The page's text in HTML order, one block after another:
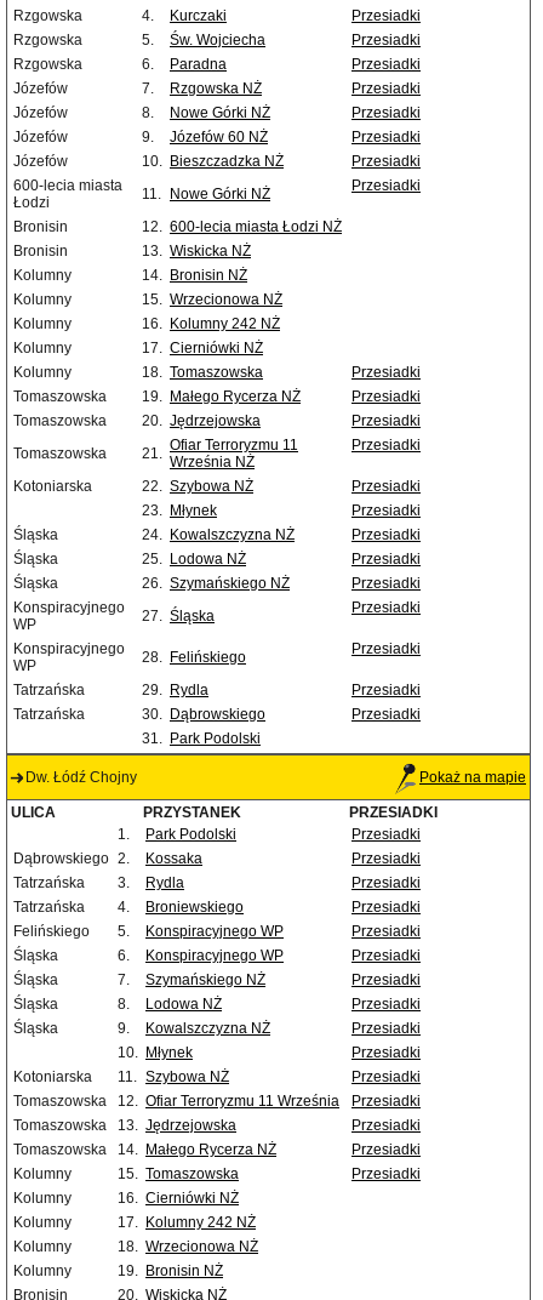
Rzgowska
4. Kurczaki
Przesiadki
Rzgowska
5. Św. Wojciecha
Przesiadki
Rzgowska
6. Paradna
Przesiadki
Józefów
7. Rzgowska NŻ
Przesiadki
Józefów
8. Nowe Górki NŻ
Przesiadki
Józefów
9. Józefów 60 NŻ
Przesiadki
Józefów
10. Bieszczadzka NŻ
Przesiadki
600-lecia miasta
Łodzi
11. Nowe Górki NŻ Przesiadki
Bronisin 12. 600-lecia miasta Łodzi NŻ
Bronisin
13. Wiskicka NŻ
Kolumny
14. Bronisin NŻ
Kolumny
15. Wrzecionowa NŻ
Kolumny
16. Kolumny 242 NŻ
Kolumny
17. Cierniówki NŻ
Kolumny
18. Tomaszowska
Przesiadki
Tomaszowska
19. Małego Rycerza NŻ
Przesiadki
Tomaszowska
20. Jędrzejowska
Przesiadki
Tomaszowska
21. Ofiar Terroryzmu 11
Września NŻ
Przesiadki
Kotoniarska 22. Szybowa NŻ
Przesiadki
23. Młynek
Przesiadki
Śląska
24. Kowalszczyzna NŻ
Przesiadki
Śląska
25. Lodowa NŻ
Przesiadki
Śląska
26. Szymańskiego NŻ
Przesiadki
Konspiracyjnego
WP
27. Śląska Przesiadki
Konspiracyjnego
WP
28. Felińskiego Przesiadki
Tatrzańska 29. Rydla
Przesiadki
Tatrzańska
30. Dąbrowskiego
Przesiadki
31. Park Podolski
Dw. Łódź Chojny Pokaż na mapie
ULICA PRZYSTANEK
PRZESIADKI
1.
Park Podolski
Przesiadki
Dąbrowskiego 2. Kossaka
Przesiadki
Tatrzańska
3. Rydla
Przesiadki
Tatrzańska
4. Broniewskiego
Przesiadki
Felińskiego
5. Konspiracyjnego WP
Przesiadki
Śląska
6. Konspiracyjnego WP
Przesiadki
Śląska
7. Szymańskiego NŻ
Przesiadki
Śląska
8. Lodowa NŻ
Przesiadki
Śląska
9. Kowalszczyzna NŻ
Przesiadki
10. Młynek
Przesiadki
Kotoniarska
11. Szybowa NŻ
Przesiadki
Tomaszowska
12. Ofiar Terroryzmu 11 Września
Przesiadki
Tomaszowska
13. Jędrzejowska
Przesiadki
Tomaszowska
14. Małego Rycerza NŻ
Przesiadki
Kolumny
15. Tomaszowska
Przesiadki
Kolumny
16. Cierniówki NŻ
Kolumny
17. Kolumny 242 NŻ
Kolumny
18. Wrzecionowa NŻ
Kolumny
19. Bronisin NŻ
Bronisin
20. Wiskicka NŻ